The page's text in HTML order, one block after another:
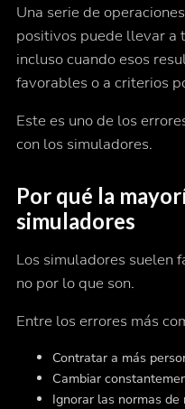
Una serie de
positivos puede llevar a
incluso cuando esos
favorables o a criterios
Este es uno de los
con los simuladores.
Por qué la
simuladores
Los simuladores suelen
no por lo que son.
Entre los errores más
Contratar a más
Cambiar
Ignorar las normas de